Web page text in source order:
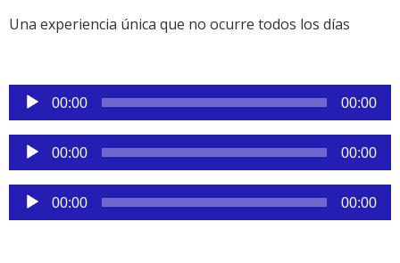
Una experiencia única que no ocurre todos los días
Reproductor
de
audio
00:00 00:00
Reproductor
de
audio
00:00 00:00
Reproductor
de
00:00 00:00